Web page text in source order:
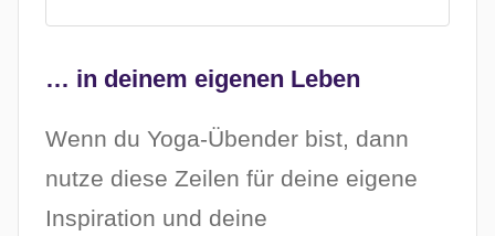
… in deinem eigenen Leben
Wenn du Yoga-Übender bist, dann
nutze diese Zeilen für deine eigene
Inspiration und deine